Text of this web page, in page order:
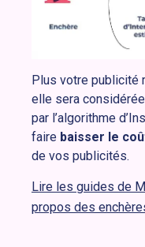
Plus votre publicité
elle sera
par l’algorithme
faire baisser le
de vos publicités.
Lire les guides de
propos des